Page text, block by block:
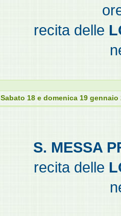
recita delle
Sabato 18 e domenica 19 gennaio
S. MESSA
recita delle